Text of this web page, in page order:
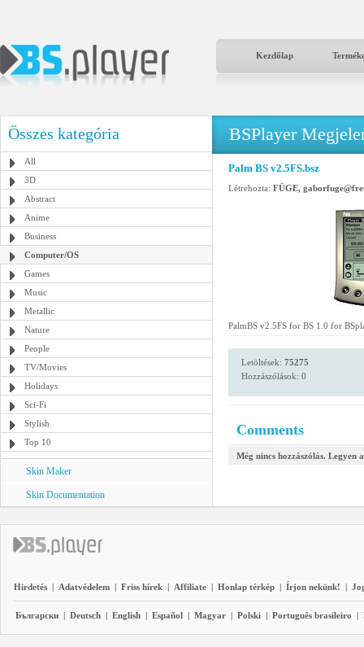
Kezdőlap
Összes kategória
All
3D
Abstract
Anime
Business
Computer/OS
Games
Music
Metallic
Nature
People
TV/Movies
Holidays
Sci-Fi
Stylish
Top 10
Skin Maker
Skin Documentation
BSPlayer
Palm BS v2.5FS.bsz
Létrehozta: FÜGE,
PalmBS v2.5FS for BS 1.0 for
Letöltések: 75275
Hozzászólások: 0
Comments
Még nincs hozzászólás. Legyen
Hirdetés | Adatvédelem | Friss hírek | Affiliate | Honlap térkép | Írjon nekünk! |
Български | Deutsch | English | Español | Magyar | Polski | Português brasileiro |